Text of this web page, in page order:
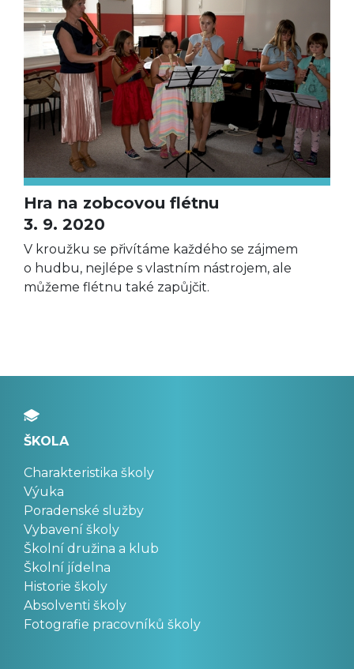
Hra na zobcovou flétnu
3. 9. 2020
V kroužku se přivítáme každého se zájmem
o hudbu, nejlépe s vlastním nástrojem, ale
můžeme flétnu také zapůjčit.
ŠKOLA
Charakteristika školy
Výuka
Poradenské služby
Vybavení školy
Školní družina a klub
Školní jídelna
Historie školy
Absolventi školy
Fotografie pracovníků školy